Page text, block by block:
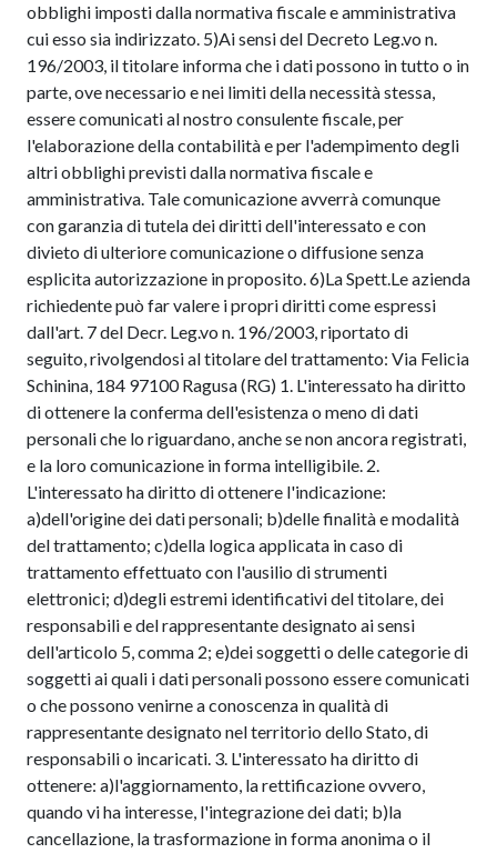
obblighi imposti dalla normativa fiscale e amministrativa
cui esso sia indirizzato. 5)Ai sensi del Decreto Leg.vo n.
196/2003, il titolare informa che i dati possono in tutto o in
parte, ove necessario e nei limiti della necessità stessa,
essere comunicati al nostro consulente fiscale, per
l'elaborazione della contabilità e per l'adempimento degli
altri obblighi previsti dalla normativa fiscale e
amministrativa. Tale comunicazione avverrà comunque
con garanzia di tutela dei diritti dell'interessato e con
divieto di ulteriore comunicazione o diffusione senza
esplicita autorizzazione in proposito. 6)La Spett.Le azienda
richiedente può far valere i propri diritti come espressi
dall'art. 7 del Decr. Leg.vo n. 196/2003, riportato di
seguito, rivolgendosi al titolare del trattamento: Via Felicia
Schinina, 184 97100 Ragusa (RG) 1. L'interessato ha diritto
di ottenere la conferma dell'esistenza o meno di dati
personali che lo riguardano, anche se non ancora registrati,
e la loro comunicazione in forma intelligibile. 2.
L'interessato ha diritto di ottenere l'indicazione:
a)dell'origine dei dati personali; b)delle finalità e modalità
del trattamento; c)della logica applicata in caso di
trattamento effettuato con l'ausilio di strumenti
elettronici; d)degli estremi identificativi del titolare, dei
responsabili e del rappresentante designato ai sensi
dell'articolo 5, comma 2; e)dei soggetti o delle categorie di
soggetti ai quali i dati personali possono essere comunicati
o che possono venirne a conoscenza in qualità di
rappresentante designato nel territorio dello Stato, di
responsabili o incaricati. 3. L'interessato ha diritto di
ottenere: a)l'aggiornamento, la rettificazione ovvero,
quando vi ha interesse, l'integrazione dei dati; b)la
cancellazione, la trasformazione in forma anonima o il